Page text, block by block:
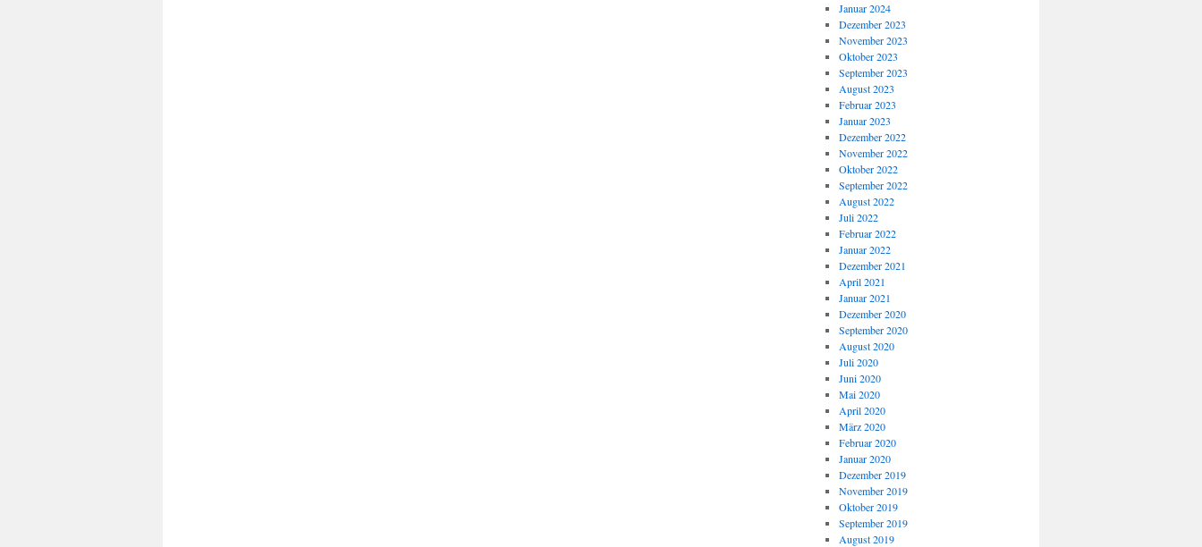
Januar 2024
Dezember 2023
November 2023
Oktober 2023
September 2023
August 2023
Februar 2023
Januar 2023
Dezember 2022
November 2022
Oktober 2022
September 2022
August 2022
Juli 2022
Februar 2022
Januar 2022
Dezember 2021
April 2021
Januar 2021
Dezember 2020
September 2020
August 2020
Juli 2020
Juni 2020
Mai 2020
April 2020
März 2020
Februar 2020
Januar 2020
Dezember 2019
November 2019
Oktober 2019
September 2019
August 2019